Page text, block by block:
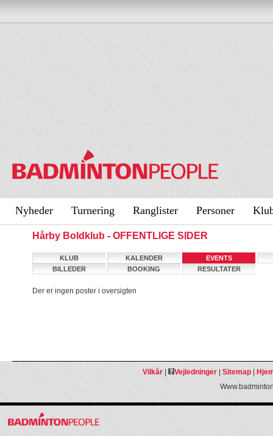
Nyheder Turnering Ranglister Personer
Hårby Boldklub - OFFENTLIGE SIDER
KLUB KALENDER
EVENTS
BILLEDER
BOOKING RESULTATER
Der er ingen poster i oversigten
Vilkår| Vejledninger| Sitemap|